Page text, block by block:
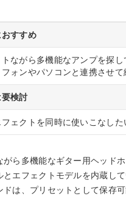
すすめ
トながら多機能なアンプを探し
フォンやパソコンと連携させて
検討
フェクトを同時に使いこなした
がら多機能なギター用ヘッド
とエフェクトモデルを内蔵し
ドは、プリセットとして保存可